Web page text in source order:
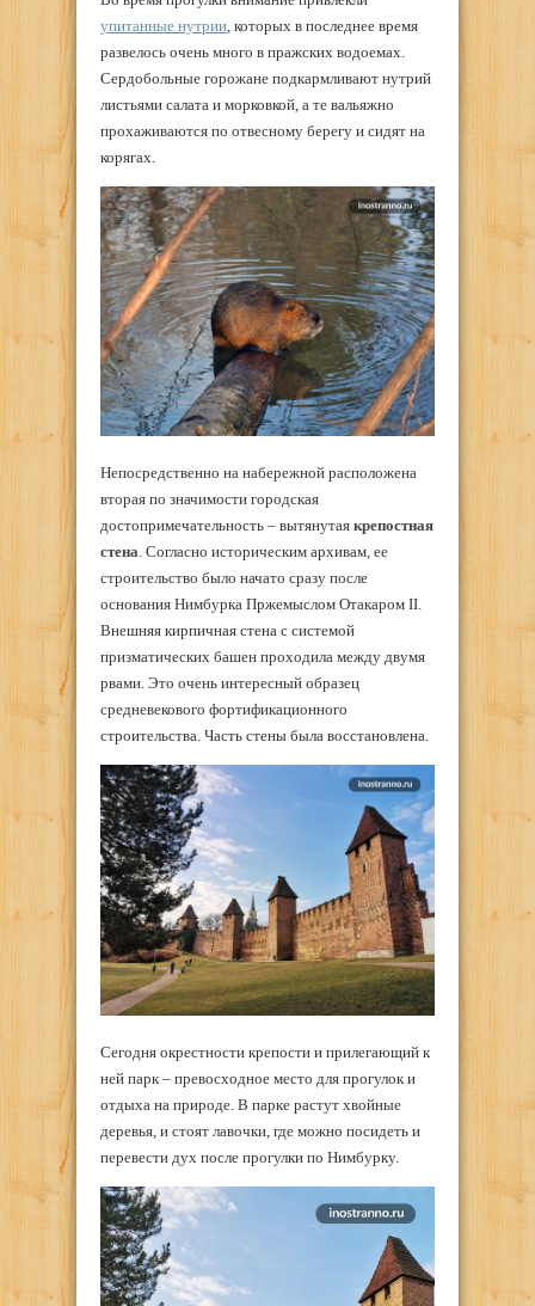
упитанные нутрии , которых в последнее время
развелось очень много в пражских водоемах.
Сердобольные горожане подкармливают нутрий
листьями салата и морковкой, а те вальяжно
прохаживаются по отвесному берегу и сидят на
корягах.
Непосредственно на набережной расположена
вторая по значимости городская
достопримечательность – вытянутая крепостная
стена. Согласно историческим архивам, ее
строительство было начато сразу после
основания Нимбурка Пржемыслом Отакаром II.
Внешняя кирпичная стена с системой
призматических башен проходила между двумя
рвами. Это очень интересный образец
средневекового фортификационного
строительства. Часть стены была восстановлена.
Сегодня окрестности крепости и прилегающий к
ней парк – превосходное место для прогулок и
отдыха на природе. В парке растут хвойные
деревья, и стоят лавочки, где можно посидеть и
перевести дух после прогулки по Нимбурку.